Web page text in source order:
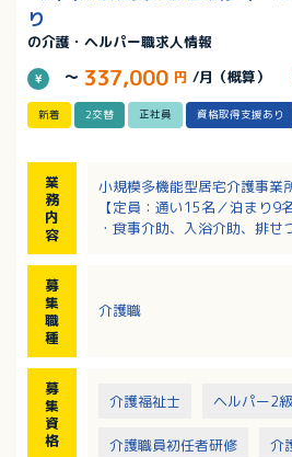
り
の介護・ヘルパー職求人情報
～ 337,000 円 /月（概算）
新着 2交替 正社員 資格取得支援あり
業
務
内
容
小規模多機能型居宅介護事業
【定員：通い15名／泊まり9名
・食事介助、入浴介助、排せ
募
集
職
種
介護職
募
集
資
格
介護福祉士 ヘルパー2級
介護職員初任者研修 介